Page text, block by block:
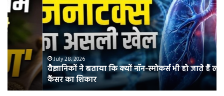
बताया
कि
क्यों
स्मोकर्स
भी
हो
जाते
हैं
July 28, 2026
वैज्ञानिकों ने बताया कि क्यों नॉन-स्मोकर्स भी हो जाते हैं लंग
कैंसर का शिकार
में
की